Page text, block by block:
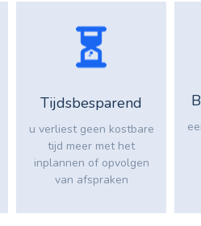
Tijdsbesparend
u verliest geen kostbare
tijd meer met het
inplannen of opvolgen
van afspraken